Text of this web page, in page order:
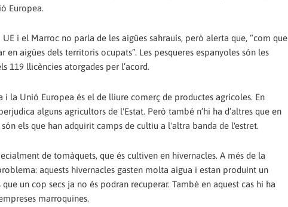
Europea.
i el Marroc no parla de les aigües sahrauís, però alerta que, “com que
aigües dels territoris ocupats”. Les pesqueres espanyoles són les
119 llicències atorgades per l’acord.
la Unió Europea és el de lliure comerç de productes agrícoles. En
alguns agricultors de l'Estat. Però també n’hi ha d’altres que en
els que han adquirit camps de cultiu a l'altra banda de l'estret.
de tomàquets, que és cultiven en hivernacles. A més de la
aquests hivernacles gasten molta aigua i estan produint un
un cop secs ja no és podran recuperar. També en aquest cas hi ha
marroquines.